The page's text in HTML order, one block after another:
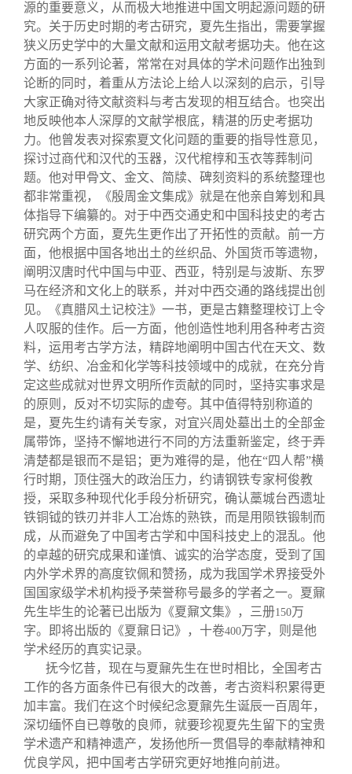
源的重要意义，从而极大地推进中国文明起源问题的研
究。关于历史时期的考古研究，夏先生指出，需要掌握
狭义历史学中的大量文献和运用文献考据功夫。他在这
方面的一系列论著，常常在对具体的学术问题作出独到
论断的同时，着重从方法论上给人以深刻的启示，引导
大家正确对待文献资料与考古发现的相互结合。也突出
地反映他本人深厚的文献学根底，精湛的历史考据功
力。他曾发表对探索夏文化问题的重要的指导性意见，
探讨过商代和汉代的玉器，汉代棺椁和玉衣等葬制问
题。他对甲骨文、金文、简牍、碑刻资料的系统整理也
都非常重视，《殷周金文集成》就是在他亲自筹划和具
体指导下编纂的。对于中西交通史和中国科技史的考古
研究两个方面，夏先生更作出了开拓性的贡献。前一方
面，他根据中国各地出土的丝织品、外国货币等遗物，
阐明汉唐时代中国与中亚、西亚，特别是与波斯、东罗
马在经济和文化上的联系，并对中西交通的路线提出创
见。《真腊风土记校注》一书，更是古籍整理校订上令
人叹服的佳作。后一方面，他创造性地利用各种考古资
料，运用考古学方法，精辟地阐明中国古代在天文、数
学、纺织、冶金和化学等科技领域中的成就，在充分肯
定这些成就对世界文明所作贡献的同时，坚持实事求是
的原则，反对不切实际的虚夸。其中值得特别称道的
是，夏先生约请有关专家，对宜兴周处墓出土的全部金
属带饰，坚持不懈地进行不同的方法重新鉴定，终于弄
清楚都是银而不是铝；更为难得的是，他在“四人帮”横
行时期，顶住强大的政治压力，约请钢铁专家柯俊教
授，采取多种现代化手段分析研究，确认藁城台西遗址
铁铜钺的铁刃并非人工冶炼的熟铁，而是用陨铁锻制而
成，从而避免了中国考古学和中国科技史上的混乱。他
的卓越的研究成果和谨慎、诚实的治学态度，受到了国
内外学术界的高度钦佩和赞扬，成为我国学术界接受外
国国家级学术机构授予荣誉称号最多的学者之一。夏鼐
先生毕生的论著已出版为《夏鼐文集》，三册150万
字。即将出版的《夏鼐日记》，十卷400万字，则是他
学术经历的真实记录。
抚今忆昔，现在与夏鼐先生在世时相比，全国考古
工作的各方面条件已有很大的改善，考古资料积累得更
加丰富。我们在这个时候纪念夏鼐先生诞辰一百周年，
深切缅怀自已尊敬的良师，就要珍视夏先生留下的宝贵
学术遗产和精神遗产，发扬他所一贯倡导的奉献精神和
优良学风，把中国考古学研究更好地推向前进。